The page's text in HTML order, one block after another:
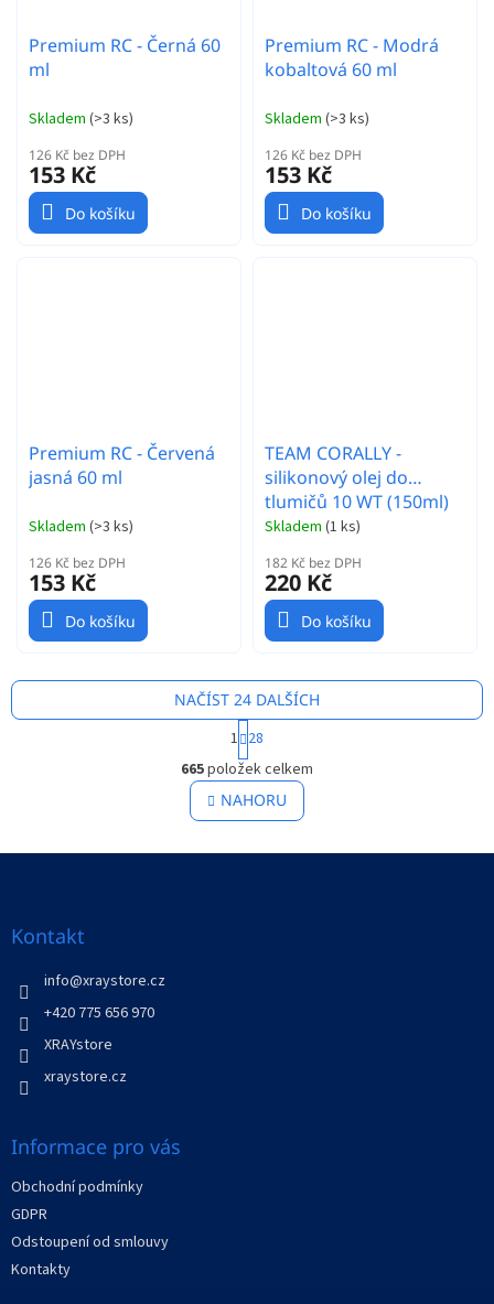
Premium RC - Černá 60
ml
Skladem (>3 ks)
126 Kč bez DPH
153 Kč
Do košíku
Premium RC - Modrá
kobaltová 60 ml
Skladem (>3 ks)
126 Kč bez DPH
153 Kč
Do košíku
Premium RC - Červená
jasná 60 ml
Skladem (>3 ks)
126 Kč bez DPH
153 Kč
Do košíku
TEAM CORALLY -
silikonový olej do
tlumičů 10 WT (150ml)
Skladem (1 ks)
182 Kč bez DPH
220 Kč
Do košíku
O
v
l
á
NAČÍST 24 DALŠÍCH
S
t
r
á
n
k
v
1 28
665položek celkem
NAHORU
Z
Kontakt
info@xraystore.cz
+420 775 656 970
XRAYstore
xraystore.cz
Informace pro vás
Obchodní podmínky
GDPR
Odstoupení od smlouvy
Kontakty